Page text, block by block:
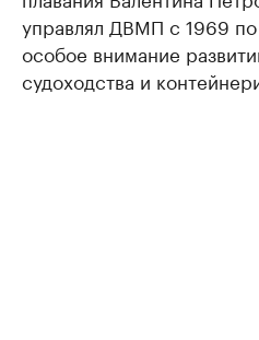
управлял ДВМП с 1969
особое внимание
судоходства и